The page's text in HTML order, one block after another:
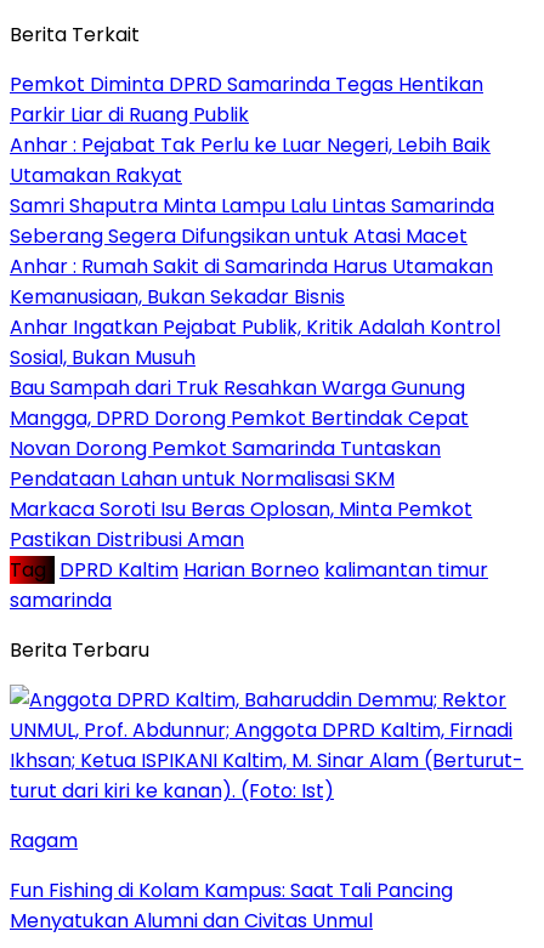
Berita Terkait
Pemkot Diminta DPRD Samarinda Tegas Hentikan
Parkir Liar di Ruang Publik
Anhar : Pejabat Tak Perlu ke Luar Negeri, Lebih Baik
Utamakan Rakyat
Samri Shaputra Minta Lampu Lalu Lintas Samarinda
Seberang Segera Difungsikan untuk Atasi Macet
Anhar : Rumah Sakit di Samarinda Harus Utamakan
Kemanusiaan, Bukan Sekadar Bisnis
Anhar Ingatkan Pejabat Publik, Kritik Adalah Kontrol
Sosial, Bukan Musuh
Bau Sampah dari Truk Resahkan Warga Gunung
Mangga, DPRD Dorong Pemkot Bertindak Cepat
Novan Dorong Pemkot Samarinda Tuntaskan
Pendataan Lahan untuk Normalisasi SKM
Markaca Soroti Isu Beras Oplosan, Minta Pemkot
Pastikan Distribusi Aman
Tag : DPRD Kaltim Harian Borneo kalimantan timur
samarinda
Berita Terbaru
Ragam
Fun Fishing di Kolam Kampus: Saat Tali Pancing
Menyatukan Alumni dan Civitas Unmul